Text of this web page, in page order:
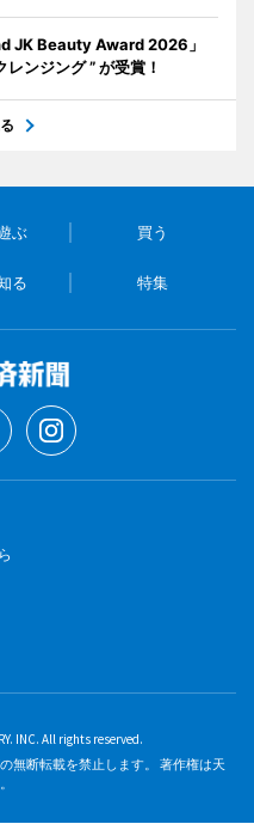
JK Beauty Award 2026」
ンジング ” が受賞！
ぶ 買う
る 特集
INC. All rights reserved.
無断転載を禁止します。 著作権は天